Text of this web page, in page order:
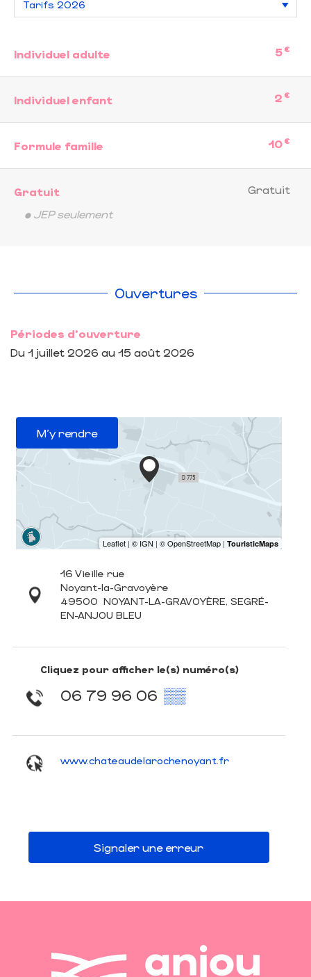
Individuel adulte 5 €
Individuel enfant 2 €
Formule famille 10 €
Gratuit
Gratuit
• JEP seulement
Ouvertures
Périodes d'ouverture
Du 1 juillet 2026 au 15 août 2026
M'y rendre
16 Vieille rue
Noyant-la-Gravoyère
49500 NOYANT-LA-GRAVOYÈRE, SEGRÉ-
EN-ANJOU BLEU
Cliquez pour afficher le(s) numéro(s)
06 79 96 06 ▒▒
www.chateaudelarochenoyant.fr
Signaler une erreur